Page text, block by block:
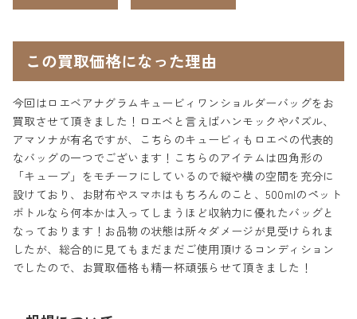
この買取価格になった理由
今回はロエベアナグラムキュービィワンショルダーバッグをお
買取させて頂きました！ロエベと言えばハンモックやパズル、
アマソナが有名ですが、こちらのキュービィもロエベの代表的
なバッグの一つでございます！こちらのアイテムは四角形の
「キューブ」をモチーフにしているので縦や横の空間を充分に
設けており、お財布やスマホはもちろんのこと、500mlのペット
ボトルなら何本かは入ってしまうほど収納力に優れたバッグと
なっております！お品物の状態は所々ダメージが見受けられま
したが、総合的に見てもまだまだご使用頂けるコンディション
でしたので、お買取価格も精一杯頑張らせて頂きました！